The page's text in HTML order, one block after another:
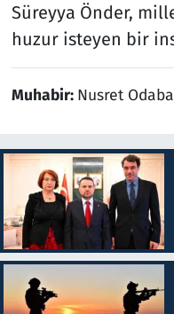
Süreyya Önder,
huzur isteyen bir
Muhabir: Nusret